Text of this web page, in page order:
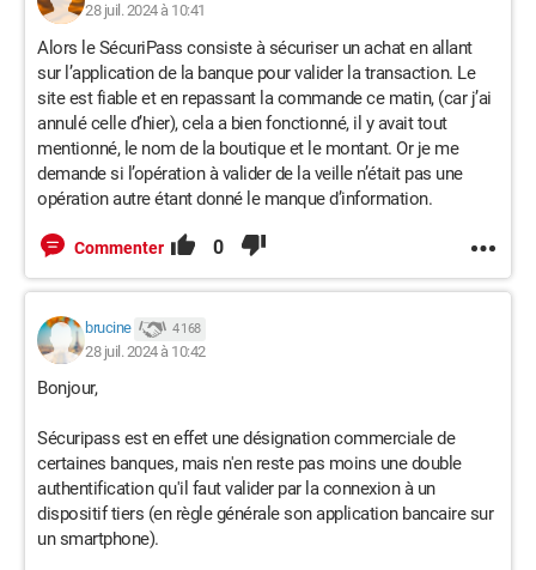
28 juil. 2024 à 10:41
Alors le SécuriPass consiste à sécuriser un achat en allant
sur l’application de la banque pour valider la transaction. Le
site est fiable et en repassant la commande ce matin, (car j’ai
annulé celle d’hier), cela a bien fonctionné, il y avait tout
mentionné, le nom de la boutique et le montant. Or je me
demande si l’opération à valider de la veille n’était pas une
opération autre étant donné le manque d’information.
Commenter 0
brucine 4 168
28 juil. 2024 à 10:42
Bonjour,
Sécuripass est en effet une désignation commerciale de
certaines banques, mais n'en reste pas moins une double
authentification qu'il faut valider par la connexion à un
dispositif tiers (en règle générale son application bancaire sur
un smartphone).